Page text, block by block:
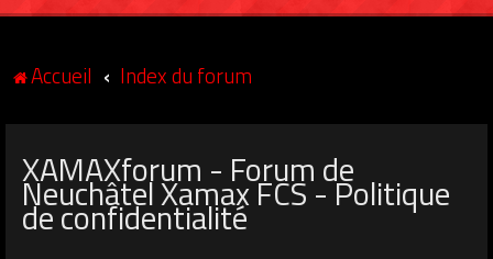
Accueil Index du forum
XAMAXforum - Forum de
Neuchâtel Xamax FCS - Politique
de confidentialité